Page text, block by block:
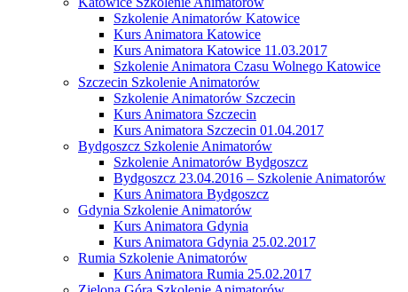
Szkolenie Animatorów Katowice
Kurs Animatora Katowice
Kurs Animatora Katowice 11.03.2017
Szkolenie Animatora Czasu Wolnego Katowice
Szczecin Szkolenie Animatorów
Szkolenie Animatorów Szczecin
Kurs Animatora Szczecin
Kurs Animatora Szczecin 01.04.2017
Bydgoszcz Szkolenie Animatorów
Szkolenie Animatorów Bydgoszcz
Bydgoszcz 23.04.2016 – Szkolenie Animatorów
Kurs Animatora Bydgoszcz
Gdynia Szkolenie Animatorów
Kurs Animatora Gdynia
Kurs Animatora Gdynia 25.02.2017
Rumia Szkolenie Animatorów
Kurs Animatora Rumia 25.02.2017